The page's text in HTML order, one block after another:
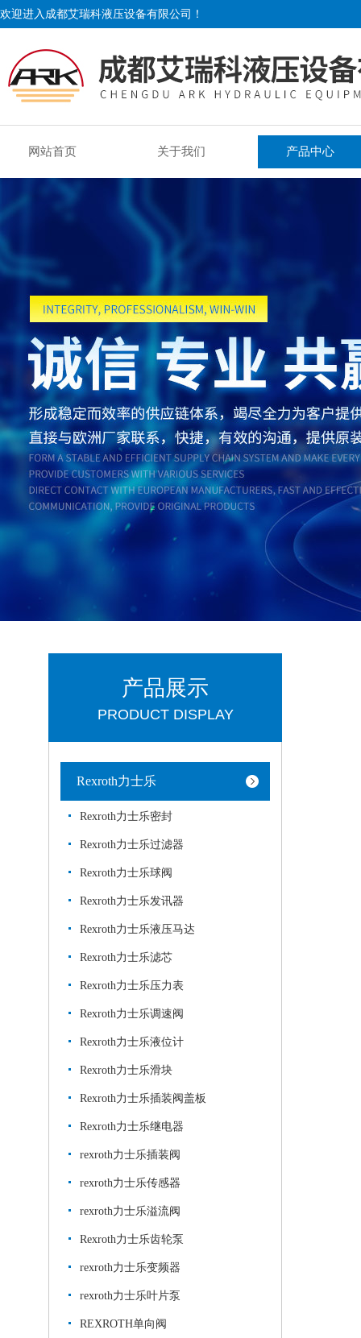
欢迎进入成都艾瑞科液压设备有限公司！
网站首页 关于我们 产品中心
产品展示
PRODUCT DISPLAY
Rexroth力士乐
Rexroth力士乐密封
Rexroth力士乐过滤器
Rexroth力士乐球阀
Rexroth力士乐发讯器
Rexroth力士乐液压马达
Rexroth力士乐滤芯
Rexroth力士乐压力表
Rexroth力士乐调速阀
Rexroth力士乐液位计
Rexroth力士乐滑块
Rexroth力士乐插装阀盖板
Rexroth力士乐继电器
rexroth力士乐插装阀
rexroth力士乐传感器
rexroth力士乐溢流阀
Rexroth力士乐齿轮泵
rexroth力士乐变频器
rexroth力士乐叶片泵
REXROTH单向阀